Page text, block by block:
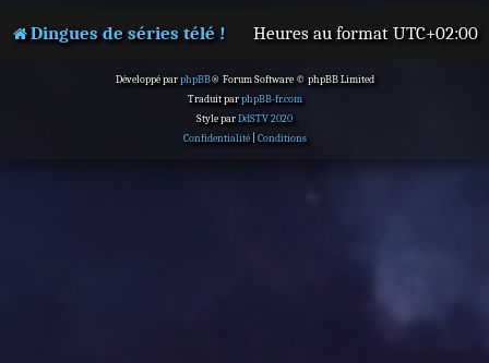
Dingues de séries télé ! Heures au format UTC+02:00
Développé parphpBB® Forum Software © phpBB Limited
Traduit parphpBB-fr.com
Style parDdSTV 2020
Confidentialité| Conditions